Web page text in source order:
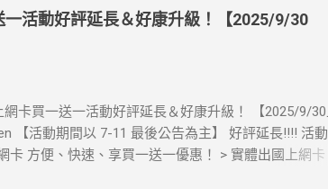
活動好評延長＆好康升級！【2025/9/30
卡買一送一活動好評延長＆好康升級！ 【2025/9/30
【活動期間以 7-11 最後公告為主】 好評延長!!!! 活
卡 方便、快速、享買一送一優惠！ > 實體出國上網卡